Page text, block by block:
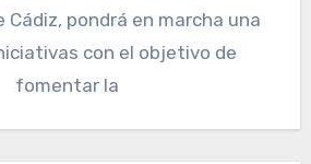
Cádiz, pondrá en marcha una
con el objetivo de
fomentar la